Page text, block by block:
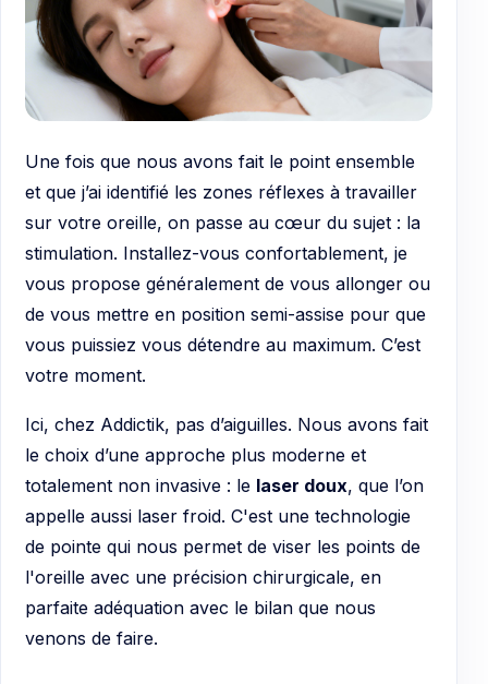
Une fois que nous avons fait le point ensemble
et que j’ai identifié les zones réflexes à travailler
sur votre oreille, on passe au cœur du sujet : la
stimulation. Installez-vous confortablement, je
vous propose généralement de vous allonger ou
de vous mettre en position semi-assise pour que
vous puissiez vous détendre au maximum. C’est
votre moment.
Ici, chez Addictik, pas d’aiguilles. Nous avons fait
le choix d’une approche plus moderne et
totalement non invasive : le laser doux, que l’on
appelle aussi laser froid. C'est une technologie
de pointe qui nous permet de viser les points de
l'oreille avec une précision chirurgicale, en
parfaite adéquation avec le bilan que nous
venons de faire.